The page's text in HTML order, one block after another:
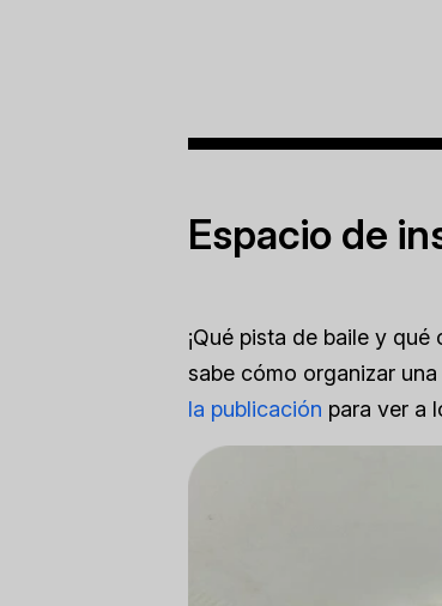
Espacio de
¡Qué pista de baile y
sabe cómo organizar
la publicación para ver a